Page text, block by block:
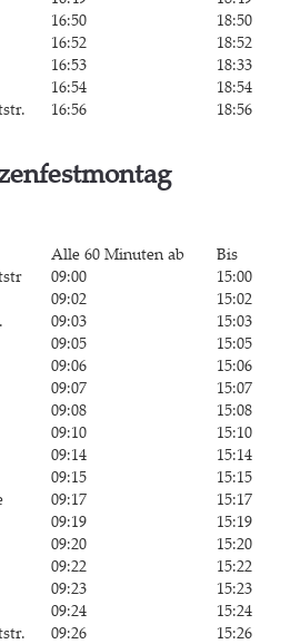
16:50
18:50
16:52
18:52
16:´53
18:33
16:54
18:54
16:56 18:56
Alle 60 Minu­ten ab
Bis
09:00
15:00
09:02
15:02
09:03
15:03
09:05
15:05
09:06
15:06
09:07
15:07
09:08
15:08
09:10
15:10
09:14
15:14
09:15
15:15
09:17
15:17
09:19
15:19
09:20
15:20
09:22
15:22
09:23
15:23
09:24
15:24
09:26 15:26